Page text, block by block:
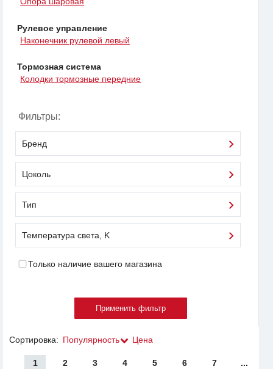
Рулевое управление
Наконечник рулевой левый
Тормозная система
Колодки тормозные передние
Фильтры:
Бренд
Цоколь
Тип
Температура света, K
Только наличие вашего магазина
Сортировка: Популярность Цена
1 2 3 4 5 6 7 ...